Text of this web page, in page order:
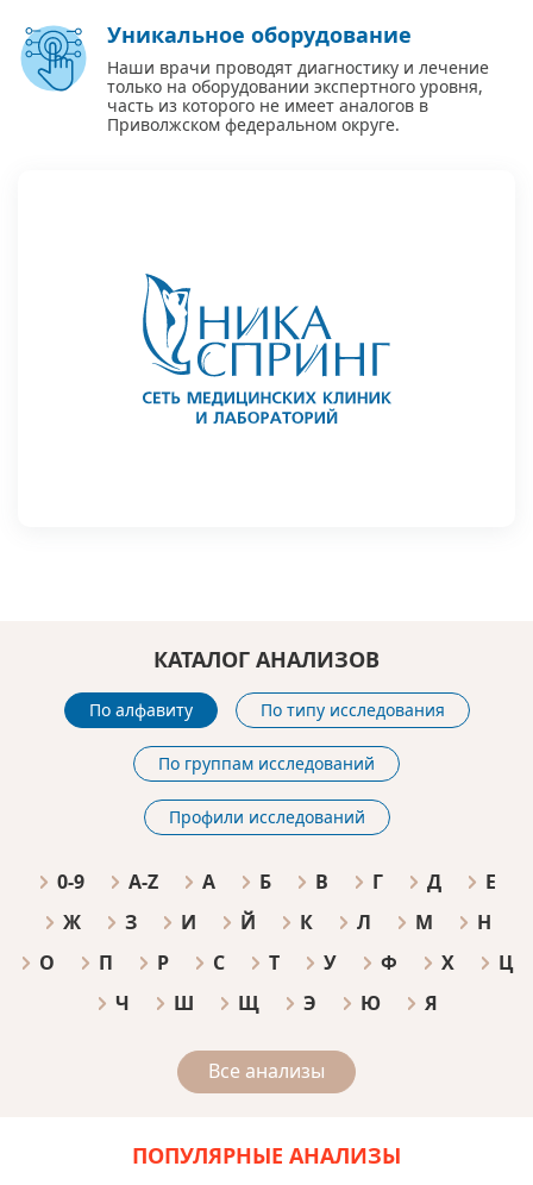
Уникальное оборудование
Наши врачи проводят диагностику и лечение
только на оборудовании экспертного уровня,
часть из которого не имеет аналогов в
Приволжском федеральном округе.
КАТАЛОГ АНАЛИЗОВ
По алфавиту По типу исследования
По группам исследований
Профили исследований
0-9 A-Z А Б В Г Д
Е
Ж
З И Й К Л М
Н
О
П Р С Т У Ф Х
Ц
Ч
Ш Щ Э Ю Я
Все анализы
ПОПУЛЯРНЫЕ АНАЛИЗЫ